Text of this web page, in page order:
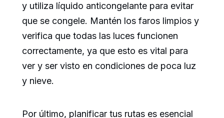
y utiliza líquido anticongelante para evitar
que se congele. Mantén los faros limpios y
verifica que todas las luces funcionen
correctamente, ya que esto es vital para
ver y ser visto en condiciones de poca luz
y nieve.
Por último, planificar tus rutas es esencial